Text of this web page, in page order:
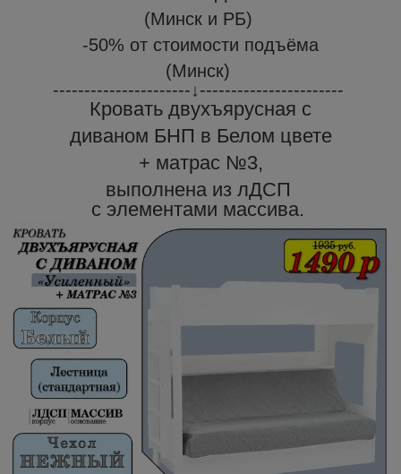
(Минск и РБ)
-50% от стоимости подъёма
(Минск)
----------------------↓-----------------------
Кровать двухъярусная с
диваном БНП в Белом цвете
+ матрас №3,
выполнена из лДСП
с элементами массива.